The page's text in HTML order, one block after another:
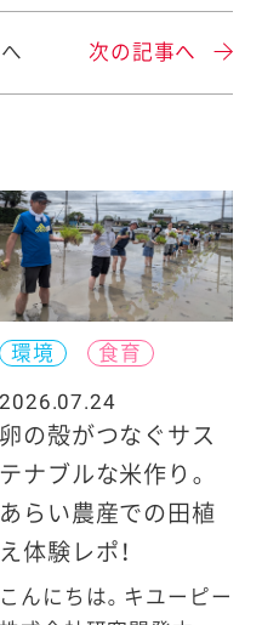
次の記事へ
環境
食育
2026.07.24
卵の殻がつなぐサス
テナブルな米作り。
あらい農産での田植
え体験レポ！
こんにちは。キユーピー